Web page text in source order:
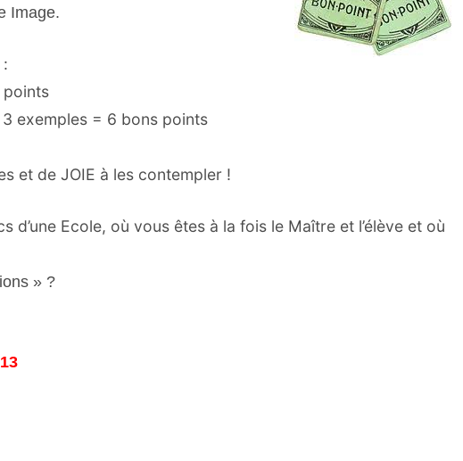
Image.
points
exemples = 6 bons points
et de JOIE à les contempler !
Ecole, où vous êtes à la fois le Maître et l’élève et où
» ?